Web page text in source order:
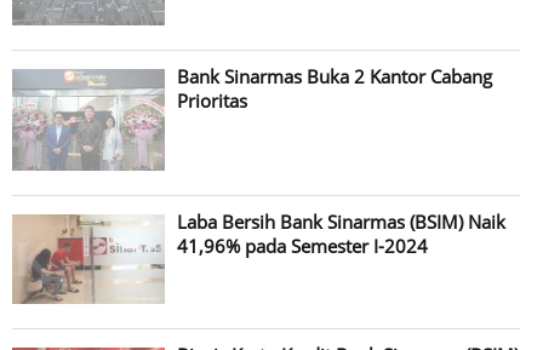
Bank Sinarmas Buka 2 Kantor Cabang
Prioritas
Laba Bersih Bank Sinarmas (BSIM) Naik
41,96% pada Semester I-2024